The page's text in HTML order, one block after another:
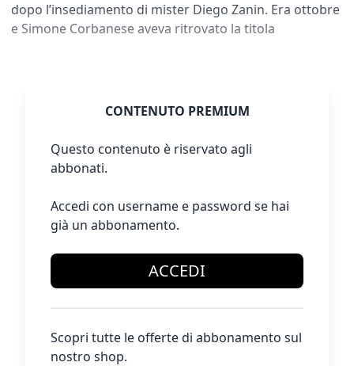
dopo l’insediamento di mister Diego Zanin. Era ottobre
e Simone Corbanese aveva ritrovato la titola
CONTENUTO PREMIUM
Questo contenuto è riservato agli
abbonati.
Accedi con username e password se hai
già un abbonamento.
ACCEDI
Scopri tutte le offerte di abbonamento sul
nostro shop.